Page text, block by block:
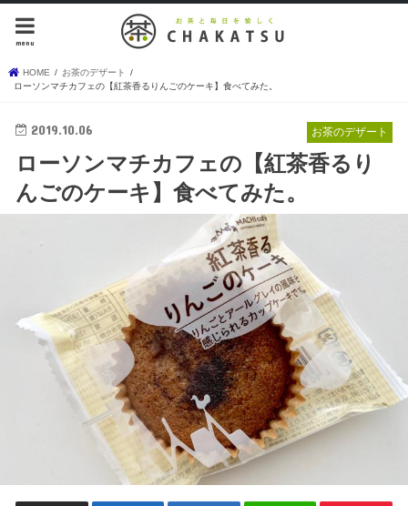
menu
HOME
お茶のデザート
ローソンマチカフェの【紅茶香るりんごのケーキ】食べてみた。
お茶のデザート
2019.10.06
ローソンマチカフェの【紅茶香るり
んごのケーキ】食べてみた。